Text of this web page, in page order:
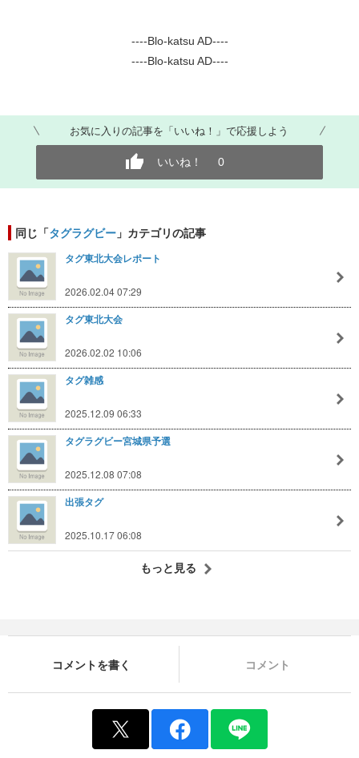
----Blo-katsu AD----
----Blo-katsu AD----
お気に入りの記事を「いいね！」で応援しよう
いいね！ 0
同じ「タグラグビー 」カテゴリの記事
タグ東北大会レポート
2026.02.04 07:29
タグ東北大会
2026.02.02 10:06
タグ雑感
2025.12.09 06:33
タグラグビー宮城県予選
2025.12.08 07:08
出張タグ
2025.10.17 06:08
もっと見る
コメントを書く コメント